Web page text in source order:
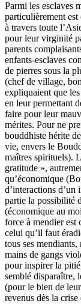
Parmi les esclaves
particulièrement
à travers toute
pour leur virginité
parents
enfants-esclaves
de pierres sous la
(chef de village,
expliquaient que
en leur permettant
faire pour leur
mérites. Pour ne
bouddhiste hérite
vie, envers le
maîtres spirituels).
gratitude »,
qu’économique
d’interactions
partie la possibilité
(économique au
force à mendier est
celui qu’il faut
tous ses
mains de gangs
pour inspirer la
semblé disparaître,
(pour le bien de
revenus dès la